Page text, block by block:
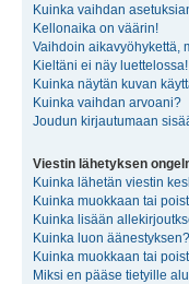
Kuinka vaihdan
Kellonaika on väärin!
Vaihdoin aikavyöhykettä,
Kieltäni ei näy luettelossa!
Kuinka näytän kuvan
Kuinka vaihdan arvoani?
Joudun kirjautumaan
Viestin lähetyksen
Kuinka lähetän viestin
Kuinka muokkaan tai
Kuinka lisään
Kuinka luon äänestyksen?
Kuinka muokkaan tai
Miksi en pääse tietyille